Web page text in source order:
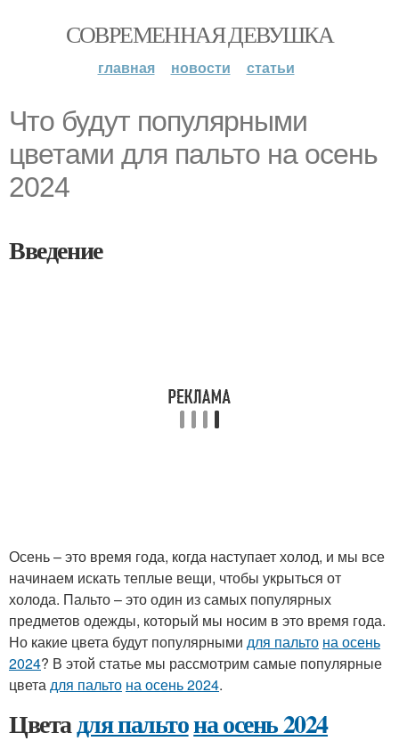
СОВРЕМЕННАЯ ДЕВУШКА
главная новости статьи
Что будут популярными
цветами для пальто на осень
2024
Введение
Осень – это время года, когда наступает холод, и мы все
начинаем искать теплые вещи, чтобы укрыться от
холода. Пальто – это один из самых популярных
предметов одежды, который мы носим в это время года.
Но какие цвета будут популярными для пальто на осень
2024? В этой статье мы рассмотрим самые популярные
цветадля пальто на осень 2024.
Цветадля пальтона осень 2024